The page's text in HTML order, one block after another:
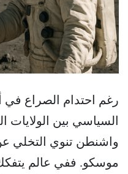
رغم احتدام الصراع في
السياسي بين الولايات
واشنطن تنوي التخلي
موسكو. ففي عالم